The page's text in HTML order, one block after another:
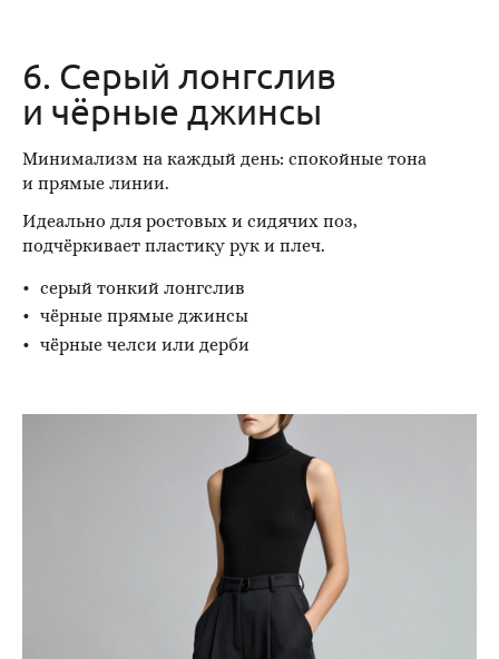
6. Серый лонгслив
и чёрные джинсы
Минимализм на каждый день: спокойные тона
и прямые линии.
Идеально для ростовых и сидячих поз,
подчёркивает пластику рук и плеч.
серый тонкий лонгслив
чёрные прямые джинсы
чёрные челси или дерби